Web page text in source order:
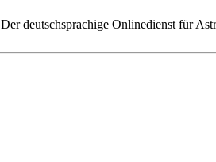
Der deutschsprachige Onlinedienst für